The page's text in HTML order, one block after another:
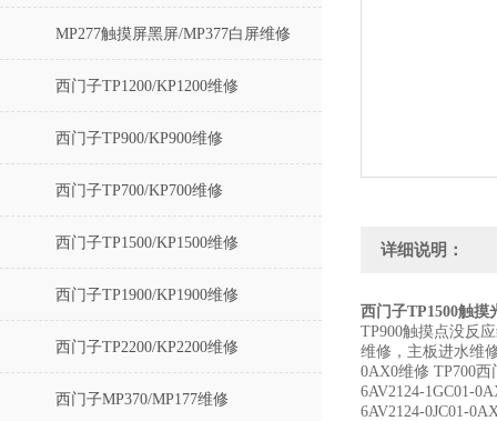
MP277触摸屏黑屏/MP377白屏维修
西门子TP1200/KP1200维修
西门子TP900/KP900维修
西门子TP700/KP700维修
西门子TP1500/KP1500维修
西门子TP1900/KP1900维修
西门子TP2200/KP2200维修
西门子MP370/MP177维修
详细说明：
西门子TP1500触摸
TP900触摸点没反
维修，主板进水维
0AX0维修 TP700
6AV2124-1GC01-
6AV2124-0JC01-